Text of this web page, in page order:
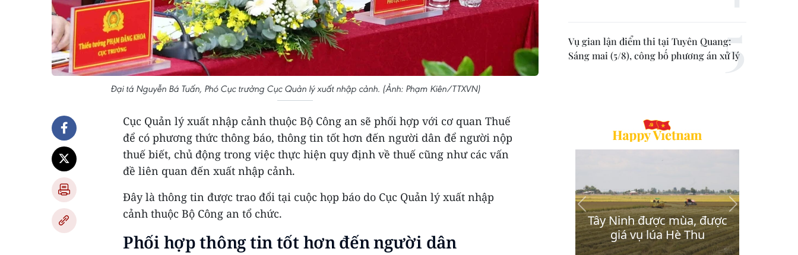
Đại tá Nguyễn Bá Tuấn, Phó Cục trưởng Cục Quản lý xuất nhập cảnh. (Ảnh: Phạm Kiên/TTXVN)
Cục Quản lý xuất nhập cảnh thuộc Bộ Công an sẽ phối hợp với cơ quan Thuế
để có phương thức thông báo, thông tin tốt hơn đến người dân để người nộp
thuế biết, chủ động trong việc thực hiện quy định về thuế cũng như các vấn
đề liên quan đến xuất nhập cảnh.
Đây là thông tin được trao đổi tại cuộc họp báo do Cục Quản lý xuất nhập
cảnh thuộc Bộ Công an tổ chức.
Phối hợp thông tin tốt hơn đến người dân
Vụ gian lận điểm thi tại Tuyên Quang:
Sáng mai (5/8), công bố phương án xử lý